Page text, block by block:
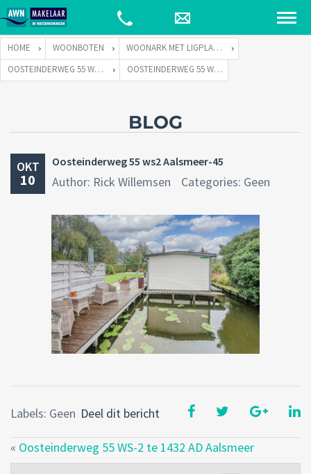
HOME WOONBOTEN
WOONARK MET LIGPLAATS
OOSTEINDERWEG 55 WS-2 TE 1432 AD AALSMEER
OOSTEINDERWEG 55 WS2 AALSMEER-45
BLOG
OKT
10
Oosteinderweg 55 ws2 Aalsmeer-45
Author: Rick Willemsen Categories: Geen
Deel dit bericht
Labels: Geen
« Oosteinderweg 55 WS-2 te 1432 AD Aalsmeer